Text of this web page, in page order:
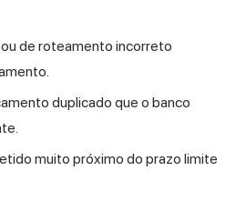
de roteamento incorreto
duplicado que o banco
muito próximo do prazo limite